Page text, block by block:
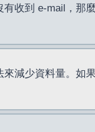
收到 e-mail，那
減少資料量。如